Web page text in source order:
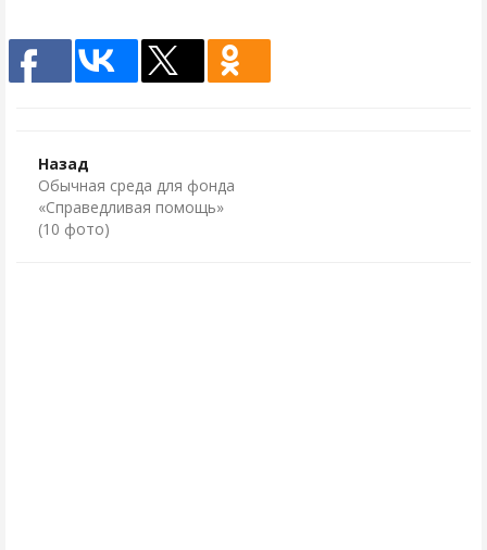
Назад
Обычная среда для фонда
«Справедливая помощь»
(10 фото)